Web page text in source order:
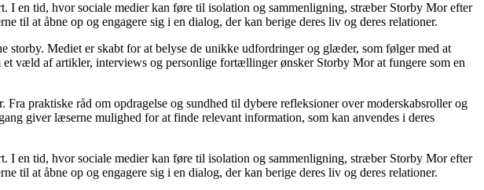
I en tid, hvor sociale medier kan føre til isolation og sammenligning, stræber Storby Mor efter
til at åbne op og engagere sig i en dialog, der kan berige deres liv og deres relationer.
storby. Mediet er skabt for at belyse de unikke udfordringer og glæder, som følger med at
væld af artikler, interviews og personlige fortællinger ønsker Storby Mor at fungere som en
praktiske råd om opdragelse og sundhed til dybere refleksioner over moderskabsroller og
giver læserne mulighed for at finde relevant information, som kan anvendes i deres
I en tid, hvor sociale medier kan føre til isolation og sammenligning, stræber Storby Mor efter
til at åbne op og engagere sig i en dialog, der kan berige deres liv og deres relationer.